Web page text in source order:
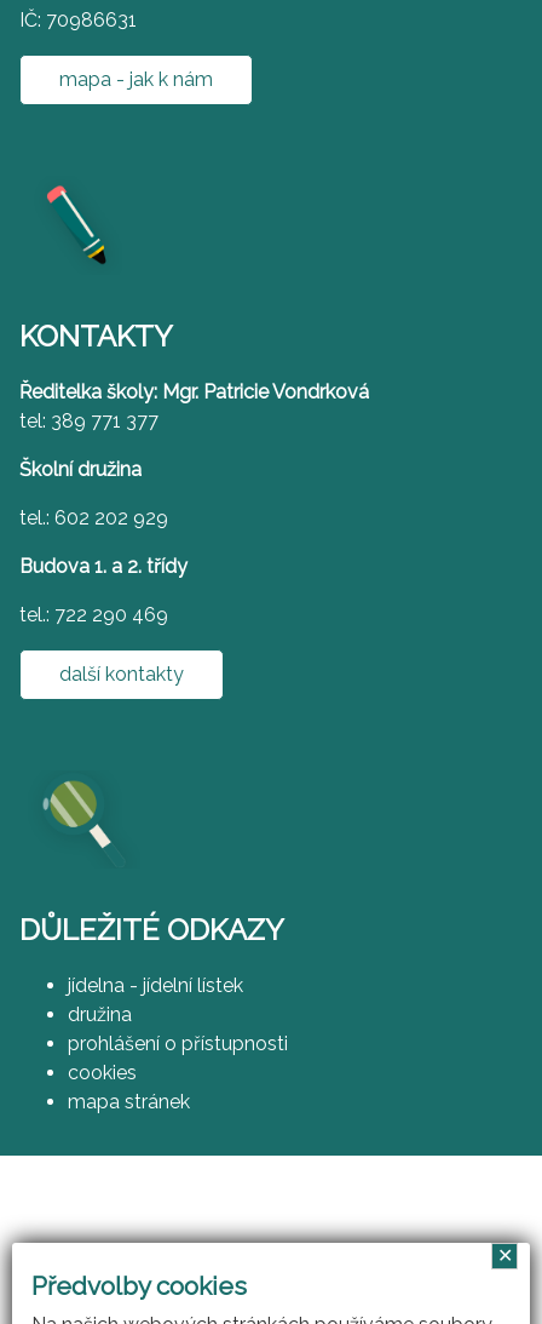
IČ: 70986631
mapa - jak k nám
KONTAKTY
Ředitelka školy: Mgr. Patricie Vondrková
tel: 389 771 377
Školní družina
tel.: 602 202 929
Budova 1. a 2. třídy
tel.: 722 290 469
další kontakty
DŮLEŽITÉ ODKAZY
jídelna - jídelní lístek
družina
prohlášení o přístupnosti
cookies
mapa stránek
(CZ.1.07/1.3.00/51.0007)
Předvolby cookies
✕